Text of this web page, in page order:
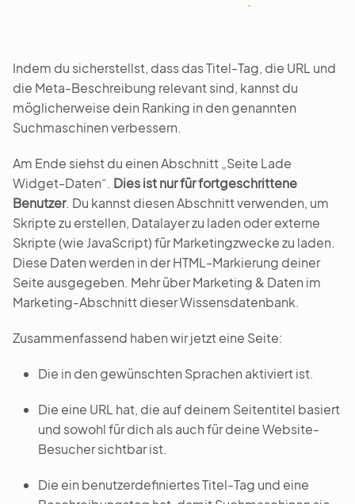
Indem du sicherstellst, dass das Titel-Tag, die URL und
die Meta-Beschreibung relevant sind, kannst du
möglicherweise dein Ranking in den genannten
Suchmaschinen verbessern.
Am Ende siehst du einen Abschnitt „Seite Lade
Widget-Daten“. Dies ist nur für fortgeschrittene
Benutzer. Du kannst diesen Abschnitt verwenden, um
Skripte zu erstellen, Datalayer zu laden oder externe
Skripte (wie JavaScript) für Marketingzwecke zu laden.
Diese Daten werden in der HTML-Markierung deiner
Seite ausgegeben. Mehr über Marketing & Daten im
Marketing-Abschnitt dieser Wissensdatenbank.
Zusammenfassend haben wir jetzt eine Seite:
Die in den gewünschten Sprachen aktiviert ist.
Die eine URL hat, die auf deinem Seitentitel basiert
und sowohl für dich als auch für deine Website-
Besucher sichtbar ist.
Die ein benutzerdefiniertes Titel-Tag und eine